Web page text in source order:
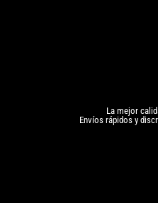
La mejor
Envíos rápidos y